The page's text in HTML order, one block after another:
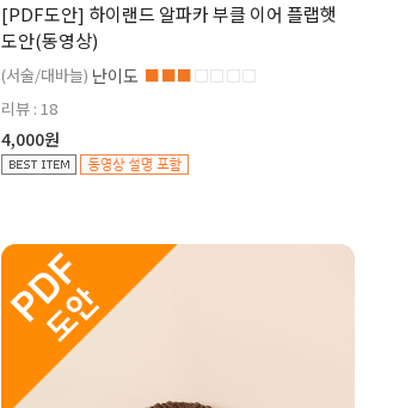
[PDF도안] 하이랜드 알파카 부클 이어 플랩햇
도안(동영상)
(서술/대바늘) 난이도 ■■■□□□□
리뷰 : 18
4,000원